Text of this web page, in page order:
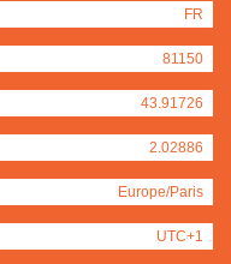
FR
81150
43.91726
2.02886
Europe/Paris
UTC+1